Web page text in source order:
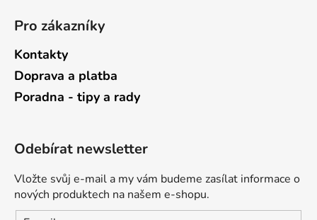
Pro zákazníky
Kontakty
Doprava a platba
Poradna - tipy a rady
Odebírat newsletter
Vložte svůj e-mail a my vám budeme zasílat informace o
nových produktech na našem e-shopu.